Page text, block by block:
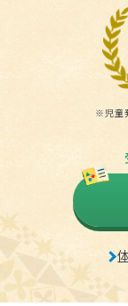
※児童